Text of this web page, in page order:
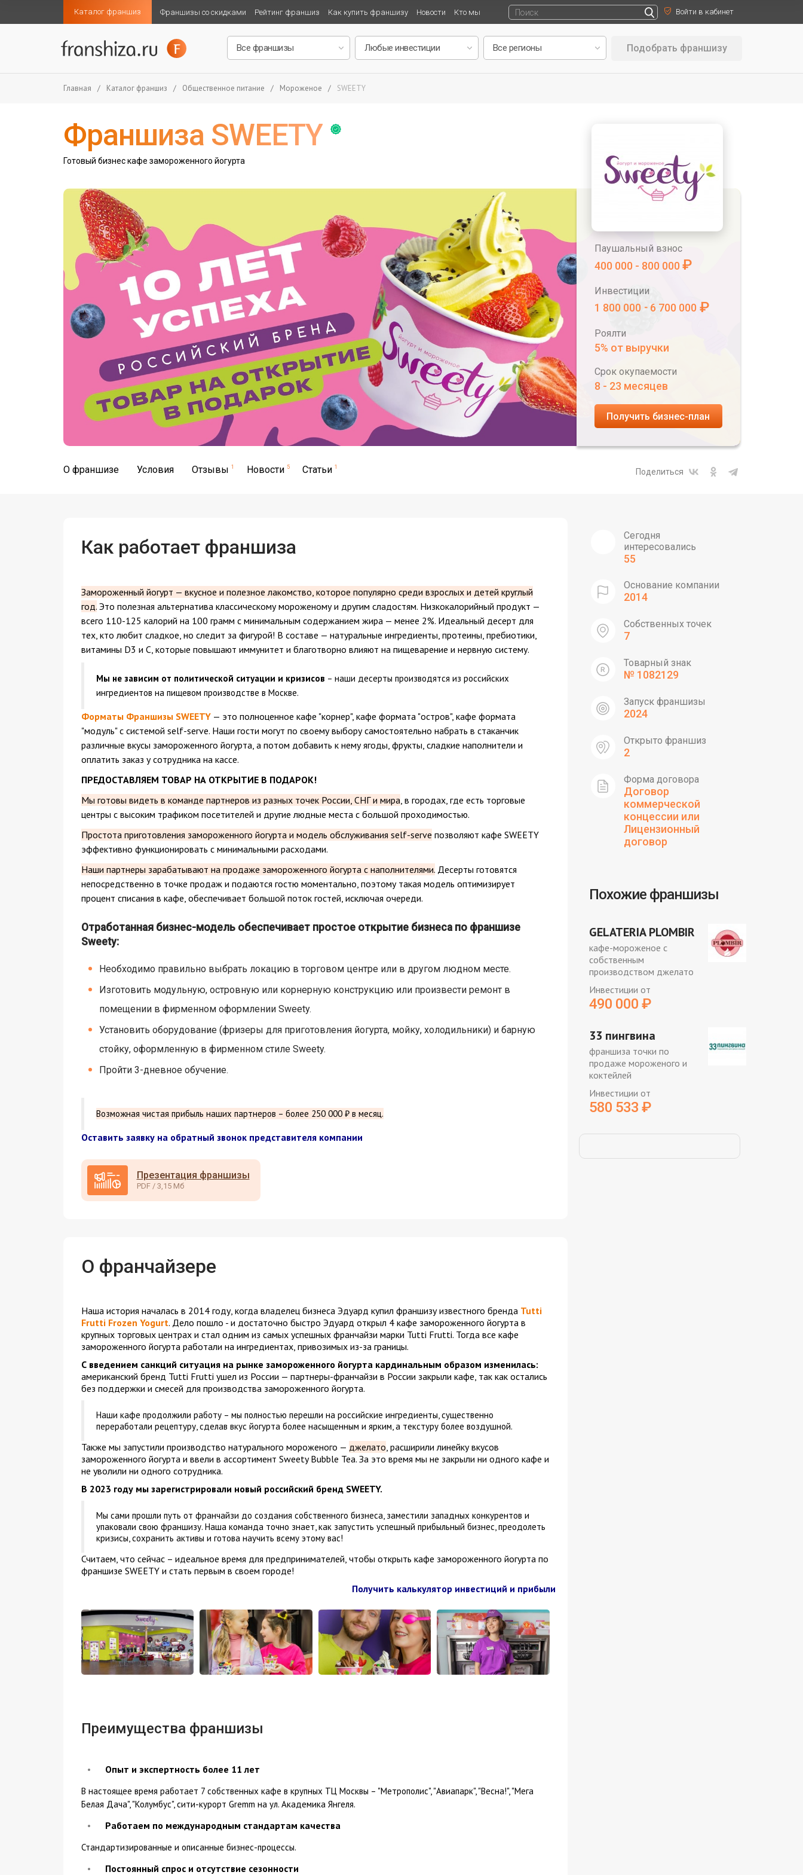
Каталог франшиз Франшизы со скидками Рейтинг франшиз Как купить франшизу Новости Кто мы Войти в кабинет
Подобрать франшизу
Главная / Каталог франшиз / Общественное питание / Мороженое / SWEETY
Франшиза SWEETY
Готовый бизнес кафе замороженного йогурта
Паушальный взнос
400 000 - 800 000 ₽
Инвестиции
1 800 000 - 6 700 000 ₽
Роялти
5% от выручки
Срок окупаемости
8 - 23 месяцев
Получить бизнес-план
О франшизе Условия Отзывы 1 Новости 5 Статьи 1 Поделиться
Как работает франшиза
Замороженный йогурт — вкусное и полезное лакомство, которое популярно среди взрослых и детей круглый
год.Это полезная альтернатива классическому мороженому и другим сладостям. Низкокалорийный продукт —
всего 110-125 калорий на 100 грамм с минимальным содержанием жира — менее 2%. Идеальный десерт для
тех, кто любит сладкое, но следит за фигурой! В составе — натуральные ингредиенты, протеины, пребиотики,
витамины D3 и С, которые повышают иммунитет и благотворно влияют на пищеварение и нервную систему.
Мы не зависим от политической ситуации и кризисов – наши десерты производятся из российских
ингредиентов на пищевом производстве в Москве.
Форматы Франшизы SWEETY— это полноценное кафе "корнер", кафе формата "остров", кафе формата
"модуль" с системой self-serve. Наши гости могут по своему выбору самостоятельно набрать в стаканчик
различные вкусы замороженного йогурта, а потом добавить к нему ягоды, фрукты, сладкие наполнители и
оплатить заказ у сотрудника на кассе.
ПРЕДОСТАВЛЯЕМ ТОВАР НА ОТКРЫТИЕ В ПОДАРОК!
Мы готовы видеть в команде партнеров из разных точек России, СНГ и мира, в городах, где есть торговые
центры с высоким трафиком посетителей и другие людные места с большой проходимостью.
Простота приготовления замороженного йогурта и модель обслуживания self-serve позволяют кафе SWEETY
эффективно функционировать с минимальными расходами.
Наши партнеры зарабатывают на продаже замороженного йогурта с наполнителями.Десерты готовятся
непосредственно в точке продаж и подаются гостю моментально, поэтому такая модель оптимизирует
процент списания в кафе, обеспечивает большой поток гостей, исключая очереди.
Отработанная бизнес-модель обеспечивает простое открытие бизнеса по франшизе
Sweety:
Необходимо правильно выбрать локацию в торговом центре или в другом людном месте.
Изготовить модульную, островную или корнерную конструкцию или произвести ремонт в
помещении в фирменном оформлении Sweety.
Установить оборудование (фризеры для приготовления йогурта, мойку, холодильники) и барную
стойку, оформленную в фирменном стиле Sweety.
Пройти 3-дневное обучение.
Возможная чистая прибыль наших партнеров – более 250 000 ₽ в месяц.
Оставить заявку на обратный звонок представителя компании
Презентация франшизы
PDF / 3,15 Мб
О франчайзере
Наша история началась в 2014 году, когда владелец бизнеса Эдуард купил франшизу известного бренда Tutti
Frutti Frozen Yogurt. Дело пошло - и достаточно быстро Эдуард открыл 4 кафе замороженного йогурта в
крупных торговых центрах и стал одним из самых успешных франчайзи марки Tutti Frutti. Тогда все кафе
замороженного йогурта работали на ингредиентах, привозимых из-за границы.
С введением санкций ситуация на рынке замороженного йогурта кардинальным образом изменилась:
американский бренд Tutti Frutti ушел из России — партнеры-франчайзи в России закрыли кафе, так как остались
без поддержки и смесей для производства замороженного йогурта.
Наши кафе продолжили работу – мы полностью перешли на российские ингредиенты, существенно
переработали рецептуру, сделав вкус йогурта более насыщенным и ярким, а текстуру более воздушной.
Также мы запустили производство натурального мороженого — джелато, расширили линейку вкусов
замороженного йогурта и ввели в ассортимент Sweety Bubble Tea. За это время мы не закрыли ни одного кафе и
не уволили ни одного сотрудника.
В 2023 году мы зарегистрировали новый российский бренд SWEETY.
Мы сами прошли путь от франчайзи до создания собственного бизнеса, заместили западных конкурентов и
упаковали свою франшизу. Наша команда точно знает, как запустить успешный прибыльный бизнес, преодолеть
кризисы, сохранить активы и готова научить всему этому вас!
Считаем, что сейчас – идеальное время для предпринимателей, чтобы открыть кафе замороженного йогурта по
франшизе SWEETY и стать первым в своем городе!
Получить калькулятор инвестиций и прибыли
Преимущества франшизы
Опыт и экспертность более 11 лет
В настоящее время работает 7 собственных кафе в крупных ТЦ Москвы – "Метрополис", "Авиапарк", "Весна!", "Мега
Белая Дача", "Колумбус", сити-курорт Gremm на ул. Академика Янгеля.
Работаем по международным стандартам качества
Стандартизированные и описанные бизнес-процессы.
Постоянный спрос и отсутствие сезонности
Сегодня
интересовались
55
Основание компании
2014
Собственных точек
7
Товарный знак
№ 1082129
Запуск франшизы
2024
Открыто франшиз
2
Форма договора
Договор
коммерческой
концессии или
Лицензионный
договор
Похожие франшизы
GELATERIA PLOMBIR
кафе-мороженое с
собственным
производством джелато
Инвестиции от
490 000 ₽
33 пингвина
франшиза точки по
продаже мороженого и
коктейлей
Инвестиции от
580 533 ₽